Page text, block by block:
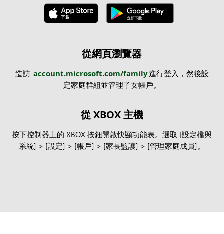
從網頁瀏覽器
造訪 account.microsoft.com/family進行登入，然後設
定家庭群組並管理子女帳戶。
從 XBOX 主機
按下控制器上的 XBOX 按鈕開啟快顯功能表。選取 [設定檔與
系統] > [設定] > [帳戶] > [家長監護] > [管理家庭成員]。